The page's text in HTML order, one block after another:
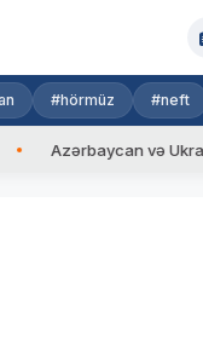
#hörmüz #neft
Azərbaycan və Ukrayna